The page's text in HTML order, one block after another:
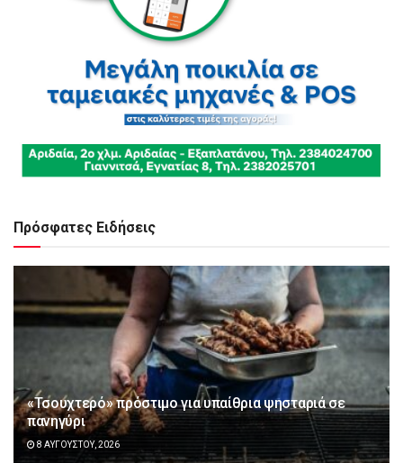
Πρόσφατες Ειδήσεις
«Τσουχτερό» πρόστιμο για υπαίθρια ψησταριά σε
πανηγύρι
8 ΑΥΓΟΎΣΤΟΥ, 2026